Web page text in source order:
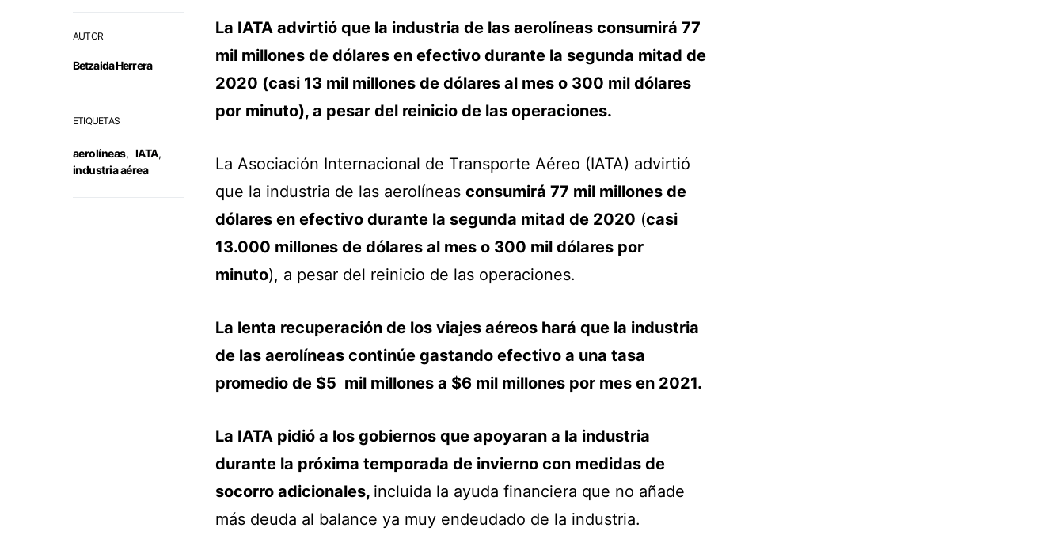
AUTOR
Betzaida Herrera
ETIQUETAS
aerolíneas, IATA,
industria aérea
La IATA advirtió que la industria de las aerolíneas consumirá 77
mil millones de dólares en efectivo durante la segunda mitad de
2020 (casi 13 mil millones de dólares al mes o 300 mil dólares
por minuto), a pesar del reinicio de las operaciones.
La Asociación Internacional de Transporte Aéreo (IATA) advirtió
que la industria de las aerolíneas consumirá 77 mil millones de
dólares en efectivo durante la segunda mitad de 2020 (casi
13.000 millones de dólares al mes o 300 mil dólares por
minuto), a pesar del reinicio de las operaciones.
La lenta recuperación de los viajes aéreos hará que la industria
de las aerolíneas continúe gastando efectivo a una tasa
promedio de $5 mil millones a $6 mil millones por mes en 2021.
La IATA pidió a los gobiernos que apoyaran a la industria
durante la próxima temporada de invierno con medidas de
socorro adicionales, incluida la ayuda financiera que no añade
más deuda al balance ya muy endeudado de la industria.